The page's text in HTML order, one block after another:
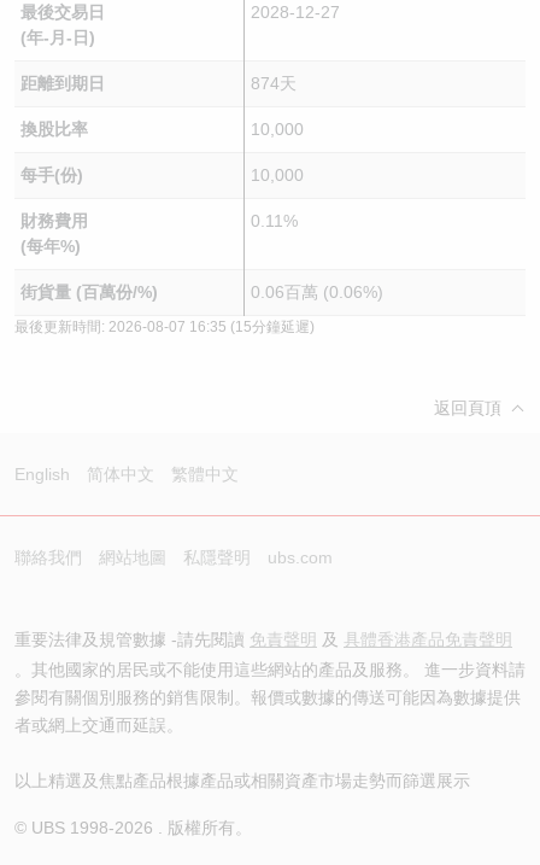
最後交易日
(年-月-日)
2028-12-27
距離到期日 874天
換股比率 10,000
每手(份) 10,000
財務費用
(每年%)
0.11%
街貨量 (百萬份/%) 0.06百萬 (0.06%)
最後更新時間: 2026-08-07 16:35 (15分鐘延遲)
返回頁頂
English 简体中文 繁體中文
聯絡我們 網站地圖 私隱聲明 ubs.com
重要法律及規管數據 -請先閱讀 免責聲明 及 具體香港產品免責聲明
。其他國家的居民或不能使用這些網站的產品及服務。 進一步資料請
參閱有關個別服務的銷售限制。報價或數據的傳送可能因為數據提供
者或網上交通而延誤。
以上精選及焦點產品根據產品或相關資產市場走勢而篩選展示
© UBS 1998-2026 . 版權所有。